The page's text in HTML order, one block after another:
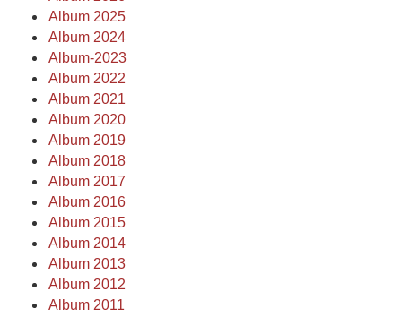
Album 2025
Album 2024
Album-2023
Album 2022
Album 2021
Album 2020
Album 2019
Album 2018
Album 2017
Album 2016
Album 2015
Album 2014
Album 2013
Album 2012
Album 2011